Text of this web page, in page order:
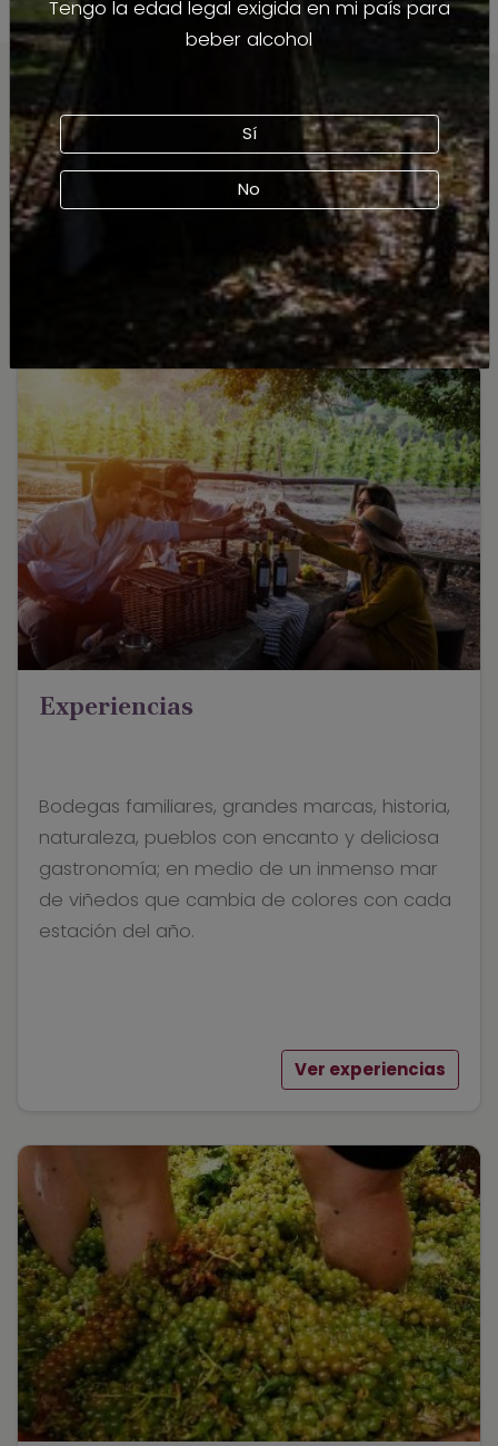
Tengo la edad legal exigida en mi país para
beber alcohol
Sí
No
la
vinos
Te podría interesar
Experiencias
Bodegas familiares, grandes marcas, historia,
naturaleza, pueblos con encanto y deliciosa
gastronomía; en medio de un inmenso mar
de viñedos que cambia de colores con cada
estación del año.
Ver experiencias